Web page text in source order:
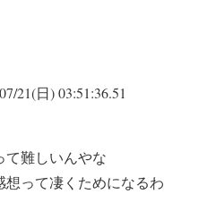
21(日) 03:51:36.51
て難しいんやな
って凄くためになるわ